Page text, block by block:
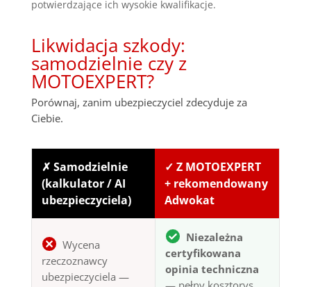
potwierdzające ich wysokie kwalifikacje.
Likwidacja szkody:
samodzielnie czy z
MOTOEXPERT?
Porównaj, zanim ubezpieczyciel zdecyduje za
Ciebie.
✗ Samodzielnie
(kalkulator / AI
ubezpieczyciela)
✓ Z MOTOEXPERT
+ rekomendowany
Adwokat
Wycena
rzeczoznawcy
ubezpieczyciela —
Niezależna
certyfikowana
opinia techniczna